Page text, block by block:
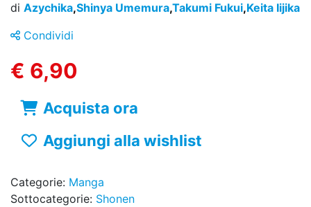
di Azychika,Shinya Umemura,Takumi Fukui,Keita Iijika
Condividi
€ 6,90
Acquista ora
Aggiungi alla wishlist
Categorie: Manga
Sottocategorie: Shonen